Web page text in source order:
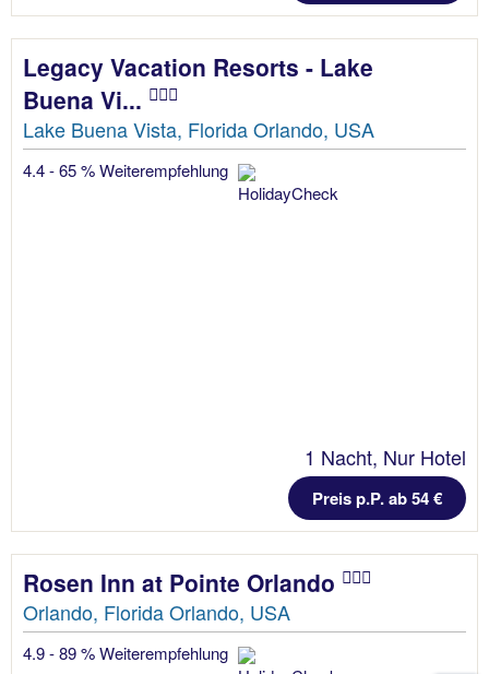
Legacy Vacation Resorts - Lake
Buena Vi...
Lake Buena Vista, Florida Orlando, USA
4.4 - 65 % Weiterempfehlung
1 Nacht, Nur Hotel
Preis p.P. ab 54 €
Rosen Inn at Pointe Orlando
Orlando, Florida Orlando, USA
4.9 - 89 % Weiterempfehlung